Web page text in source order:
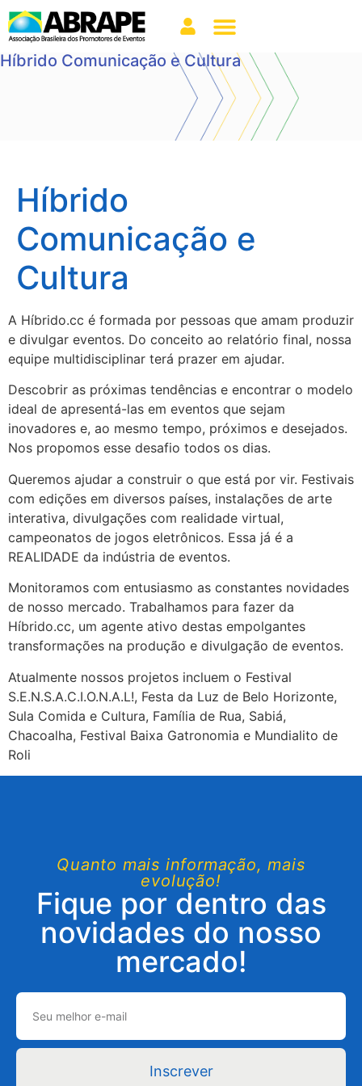
Híbrido Comunicação e Cultura
Híbrido
Comunicação e
Cultura
A Híbrido.cc é formada por pessoas que amam produzir
e divulgar eventos. Do conceito ao relatório final, nossa
equipe multidisciplinar terá prazer em ajudar.
Descobrir as próximas tendências e encontrar o modelo
ideal de apresentá-las em eventos que sejam
inovadores e, ao mesmo tempo, próximos e desejados.
Nos propomos esse desafio todos os dias.
Queremos ajudar a construir o que está por vir. Festivais
com edições em diversos países, instalações de arte
interativa, divulgações com realidade virtual,
campeonatos de jogos eletrônicos. Essa já é a
REALIDADE da indústria de eventos.
Monitoramos com entusiasmo as constantes novidades
de nosso mercado. Trabalhamos para fazer da
Híbrido.cc, um agente ativo destas empolgantes
transformações na produção e divulgação de eventos.
Atualmente nossos projetos incluem o Festival
S.E.N.S.A.C.I.O.N.A.L!, Festa da Luz de Belo Horizonte,
Sula Comida e Cultura, Família de Rua, Sabiá,
Chacoalha, Festival Baixa Gatronomia e Mundialito de
Roli
Quanto mais informação, mais
evolução!
Fique por dentro das
novidades do nosso
mercado!
Inscrever